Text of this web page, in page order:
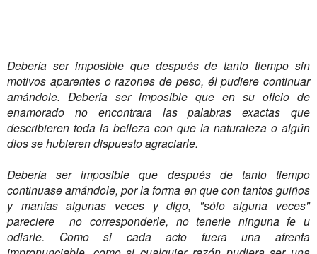
Debería ser imposible que después de tanto tiempo sin
motivos aparentes o razones de peso, él pudiere continuar
amándole. Debería ser imposible que en su oficio de
enamorado no encontrara las palabras exactas que
describieren toda la belleza con que la naturaleza o algún
dios se hubieren dispuesto agraciarle.
Debería ser imposible que después de tanto tiempo
continuase amándole, por la forma en que con tantos guiños
y manías algunas veces y digo, "sólo alguna veces"
pareciere no corresponderle, no tenerle ninguna fe u
odiarle. Como si cada acto fuera una afrenta